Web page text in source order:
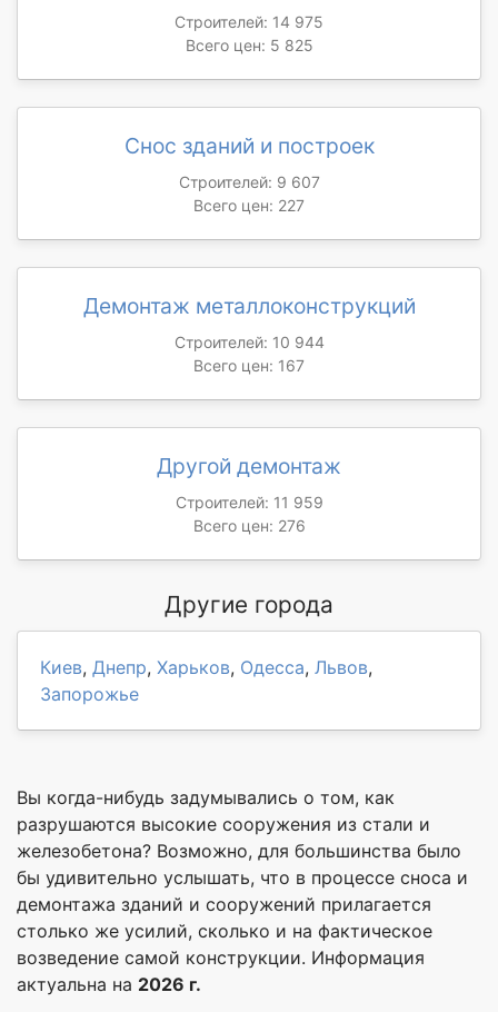
Строителей: 14 975
Всего цен: 5 825
Снос зданий и построек
Строителей: 9 607
Всего цен: 227
Демонтаж металлоконструкций
Строителей: 10 944
Всего цен: 167
Другой демонтаж
Строителей: 11 959
Всего цен: 276
Другие города
Киев, Днепр, Харьков, Одесса, Львов,
Запорожье
Вы когда-нибудь задумывались о том, как
разрушаются высокие сооружения из стали и
железобетона? Возможно, для большинства было
бы удивительно услышать, что в процессе сноса и
демонтажа зданий и сооружений прилагается
столько же усилий, сколько и на фактическое
возведение самой конструкции. Информация
актуальна на 2026 г.